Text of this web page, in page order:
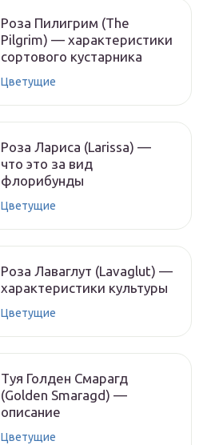
Роза Пилигрим (The
Pilgrim) — характеристики
сортового кустарника
Цветущие
Роза Лариса (Larissa) —
что это за вид
флорибунды
Цветущие
Роза Лаваглут (Lavaglut) —
характеристики культуры
Цветущие
Туя Голден Смарагд
(Golden Smaragd) —
описание
Цветущие